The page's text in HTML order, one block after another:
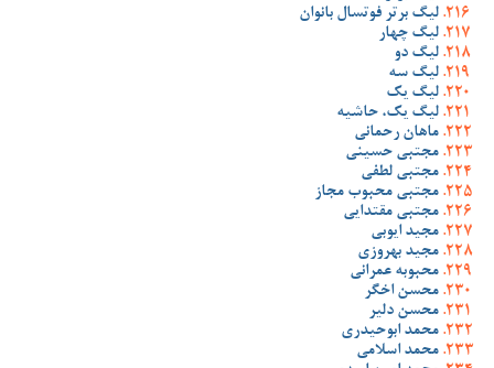
لیگ برتر فوتسال بانوان
لیگ چهار
لیگ دو
لیگ سه
لیگ یک
لیگ یک، حاشیه
ماهان رحمانی
مجتبی حسینی
مجتبی لطفی
مجتبی محبوب مجاز
مجتبی مقتدایی
مجید ایوبی
مجید بهروزی
محبوبه عمرانی
محسن اخگر
محسن دلیر
محمد ابوحیدری
محمد اسلامی